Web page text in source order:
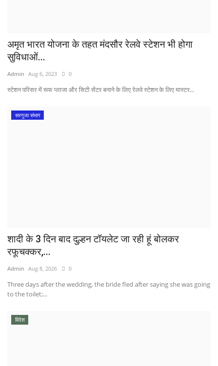
अमृत भारत योजना के तहत मंदसौर रेलवे स्टेशन भी होगा
सुविधाओं...
Admin Aug 6, 2023 0
स्टेशन परिसर में रूफ प्लाजा और सिटी सेंटर बनाने के लिए रेलवे स्टेशन के लिए मास्टर...
सरगुजा संभाग
शादी के 3 दिन बाद दुल्हन टॉयलेट जा रही हूं बोलकर
रफूचक्कर,...
Admin Aug 8, 2026 0
Three days after the wedding, the bride fled after saying she was going
to the toilet;...
विदेश